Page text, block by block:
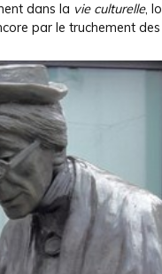
dans la vie culturelle,
par le truchement des